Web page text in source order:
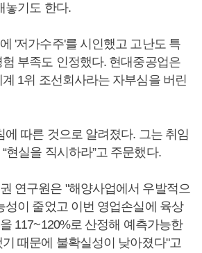
놓기도 한다.
'저가수주'를 시인했고 고난도 특
부족도 인정했다. 현대중공업은
1위 조선회사라는 자부심을 버린
에 따른 것으로 알려졌다. 그는 취임
현실을 직시하라”고 주문했다.
연구원은 "해양사업에서 우발적으
성이 줄었고 이번 영업손실에 육상
117~120%로 산정해 예측가능한
때문에 불확실성이 낮아졌다"고